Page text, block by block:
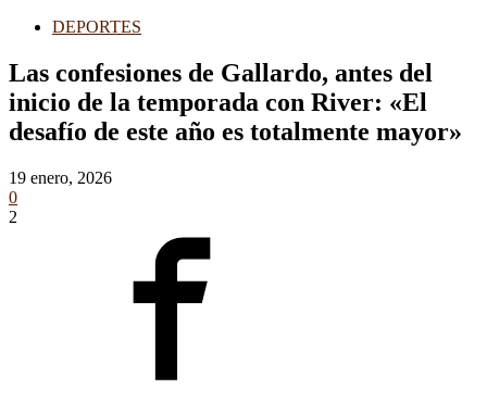
DEPORTES
Las confesiones de Gallardo, antes del
inicio de la temporada con River: «El
desafío de este año es totalmente mayor»
19 enero, 2026
0
2